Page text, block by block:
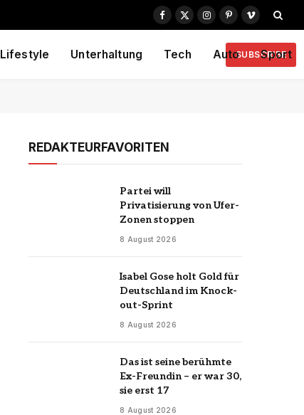
Facebook
X
Instagram
PinterestVimeo
Lifestyle Unterhaltung Tech Auto Sport
SUBSCRIBE
REDAKTEURFAVORITEN
Partei will
Privatisierung von Ufer-
Zonen stoppen
8 August 2026
Isabel Gose holt Gold für
Deutschland im Knock-
out-Sprint
8 August 2026
Das ist seine berühmte
Ex-Freundin – er war 30,
sie erst 17
8 August 2026